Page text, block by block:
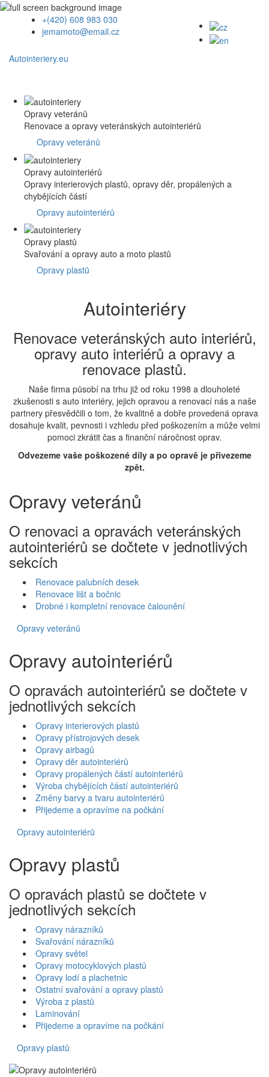
+(420) 608 983 030
jemamoto@email.cz
Autointeriery.eu
Opravy veteránů
Renovace a opravy veteránských autointeriérů
Opravy veteránů
Opravy autointeriérů
Opravy interierových plastů, opravy děr, propálených a
chybějících částí
Opravy autointeriérů
Opravy plastů
Svařování a opravy auto a moto plastů
Opravy plastů
Autointeriéry
Renovace veteránských auto interiérů,
opravy auto interiérů a opravy a
renovace plastů.
Naše firma působí na trhu již od roku 1998 a dlouholeté
zkušenosti s auto interiéry, jejich opravou a renovací nás a naše
partnery přesvědčili o tom, že kvalitně a dobře provedená oprava
dosahuje kvalit, pevnosti i vzhledu před poškozením a může velmi
pomoci zkrátit čas a finanční náročnost oprav.
Odvezeme vaše poškozené díly a po opravě je přivezeme
zpět.
Opravy veteránů
O renovaci a opravách veteránských
autointeriérů se dočtete v jednotlivých
sekcích
Renovace palubních desek
Renovace lišt a bočnic
Drobné i kompletní renovace čalounění
Opravy veteránů
Opravy autointeriérů
O opravách autointeriérů se dočtete v
jednotlivých sekcích
Opravy interierových plastů
Opravy přístrojových desek
Opravy airbagů
Opravy děr autointeriérů
Opravy propálených částí autointeriérů
Výroba chybějících částí autointeriérů
Změny barvy a tvaru autointeriérů
Přijedeme a opravíme na počkání
Opravy autointeriérů
Opravy plastů
O opravách plastů se dočtete v
jednotlivých sekcích
Opravy nárazníků
Svařování nárazníků
Opravy světel
Opravy motocyklových plastů
Opravy lodí a plachetnic
Ostatní svařování a opravy plastů
Výroba z plastů
Laminování
Přijedeme a opravíme na počkání
Opravy plastů